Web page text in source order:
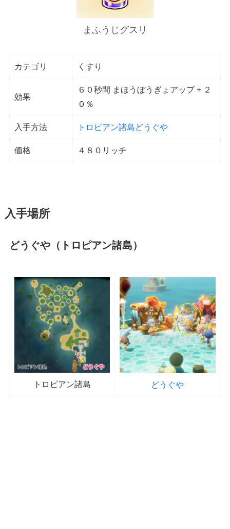
まふうじグスリ
カテゴリ くすり
効果
６０秒間 まほうぼうぎょアップ + ２
０％
入手方法 トロピアン諸島どうぐや
価格 ４８０リッチ
入手場所
どうぐや（トロピアン諸島）
トロピアン諸島 どうぐや